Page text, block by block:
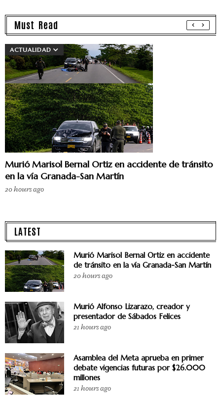
Must Read
ACTUALIDAD
Murió Marisol Bernal Ortiz en accidente de tránsito
en la vía Granada-San Martín
20 hours ago
LATEST
Murió Marisol Bernal Ortiz en accidente
de tránsito en la vía Granada-San Martín
20 hours ago
Murió Alfonso Lizarazo, creador y
presentador de Sábados Felices
21 hours ago
Asamblea del Meta aprueba en primer
debate vigencias futuras por $26.000
millones
21 hours ago